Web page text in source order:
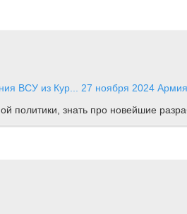
ВСУ из Кур... 27 ноября 2024 Армия
политики, знать про новейшие